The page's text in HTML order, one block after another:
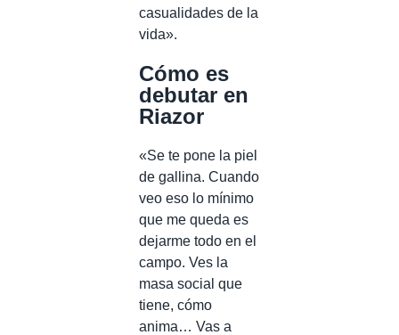
casualidades de la
vida».
Cómo es
debutar en
Riazor
«Se te pone la piel
de gallina. Cuando
veo eso lo mínimo
que me queda es
dejarme todo en el
campo. Ves la
masa social que
tiene, cómo
anima… Vas a